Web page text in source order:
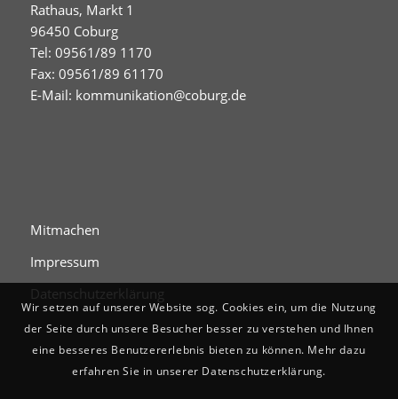
Rathaus, Markt 1
96450 Coburg
Tel: 09561/89 1170
Fax: 09561/89 61170
E-Mail: kommunikation@coburg.de
Mitmachen
Impressum
Datenschutzerklärung
Wir setzen auf unserer Website sog. Cookies ein, um die Nutzung
der Seite durch unsere Besucher besser zu verstehen und Ihnen
eine besseres Benutzererlebnis bieten zu können. Mehr dazu
erfahren Sie in unserer Datenschutzerklärung.